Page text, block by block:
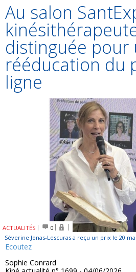
Au salon
distinguée pour
rééducation du
ligne
ACTUALITÉS
0
Séverine Jonas-Lescuras a reçu un prix le 20
Ecoutez
Sophie Conrard